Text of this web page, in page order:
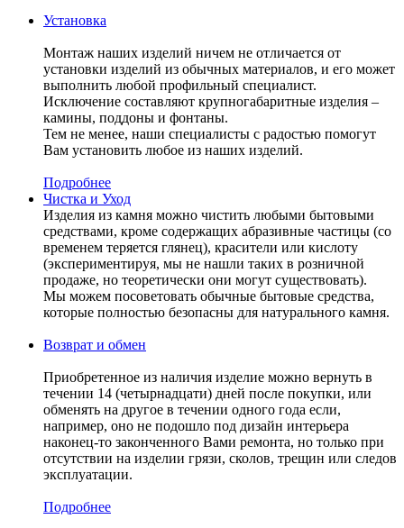
Установка
Монтаж наших изделий ничем не отличается от
установки изделий из обычных материалов, и его может
выполнить любой профильный специалист.
Исключение составляют крупногабаритные изделия –
камины, поддоны и фонтаны.
Тем не менее, наши специалисты с радостью помогут
Вам установить любое из наших изделий.
Подробнее
Чистка и Уход
Изделия из камня можно чистить любыми бытовыми
средствами, кроме содержащих абразивные частицы (со
временем теряется глянец), красители или кислоту
(экспериментируя, мы не нашли таких в розничной
продаже, но теоретически они могут существовать).
Мы можем посоветовать обычные бытовые средства,
которые полностью безопасны для натурального камня.
Возврат и обмен
Приобретенное из наличия изделие можно вернуть в
течении 14 (четырнадцати) дней после покупки, или
обменять на другое в течении одного года если,
например, оно не подошло под дизайн интерьера
наконец-то законченного Вами ремонта, но только при
отсутствии на изделии грязи, сколов, трещин или следов
эксплуатации.
Подробнее